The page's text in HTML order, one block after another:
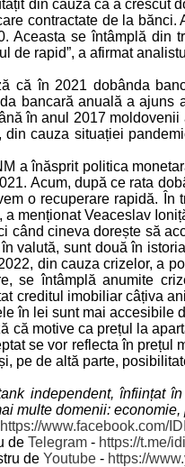
din cauza că a crescut
contractate de la
Aceasta se întâmplă din
de rapid”, a afirmat
că în 2021 dobânda
bancară anuală a ajuns
în anul 2017
cauza situației
a înăsprit politica
Acum, după ce rata
o recuperare rapidă.
menționat Veaceslav
când cineva dorește să
valută, sunt două în
din cauza crizelor, a
se întâmplă anumite
creditul imobiliar câțiva
în lei sunt mai accesibile
că motive ca prețul la
se vor reflecta în prețul
pe de altă parte,
independent, înființat
multe domenii:
https://www.facebook.com/
de Telegram - https://t.me/
de Youtube - https://